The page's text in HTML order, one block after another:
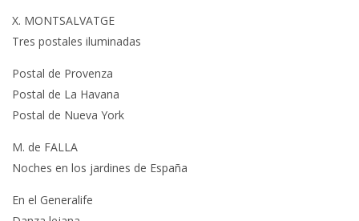
X. MONTSALVATGE
Tres postales iluminadas
Postal de Provenza
Postal de La Havana
Postal de Nueva York
M. de FALLA
Noches en los jardines de España
En el Generalife